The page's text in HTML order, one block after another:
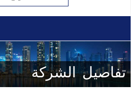
تفاصيل الشركة